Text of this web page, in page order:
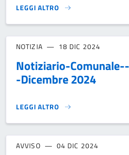
LEGGI ALTRO
PARERE-NEGATIVO-PER-LA-
NOTIZIA 18 DIC 2024
Notiziario-Comunale--
-Dicembre 2024
LEGGI ALTRO
NOTIZIARIO-COMUNALE---
AVVISO 04 DIC 2024